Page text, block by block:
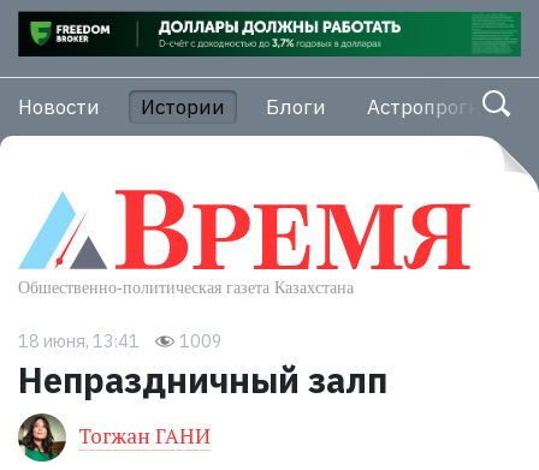
Новости Истории Блоги Астропрогноз
18 июня, 13:41 1009
Непраздничный залп
Тогжан ГАНИ